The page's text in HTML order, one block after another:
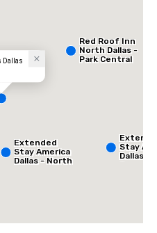
Dallas
Extended
Stay America
Dallas - North
Red Roof Inn
North Dallas -
Park Central
Stay
Dallas -